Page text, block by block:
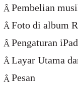
Pembelian
Â
Foto di album
Â
Pengaturan
Â
Layar Utama
Â
Pesan
Â